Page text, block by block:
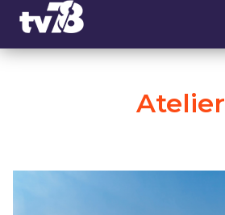
Atelier
Panneau de gestion des cookies